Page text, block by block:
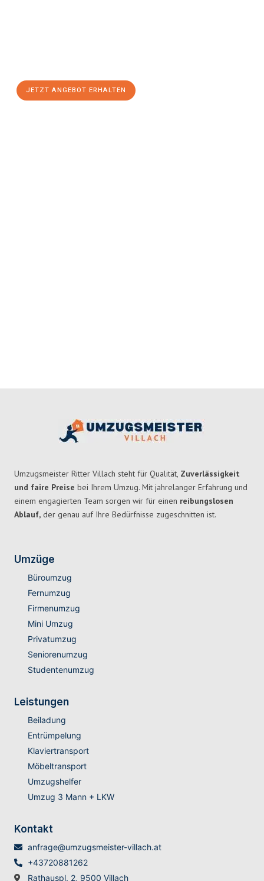
JETZT ANGEBOT ERHALTEN
Umzugsmeister Ritter Villach steht für Qualität, Zuverlässigkeit
und faire Preise bei Ihrem Umzug. Mit jahrelanger Erfahrung und
einem engagierten Team sorgen wir für einen reibungslosen
Ablauf, der genau auf Ihre Bedürfnisse zugeschnitten ist.
Umzüge
Büroumzug
Fernumzug
Firmenumzug
Mini Umzug
Privatumzug
Seniorenumzug
Studentenumzug
Leistungen
Beiladung
Entrümpelung
Klaviertransport
Möbeltransport
Umzugshelfer
Umzug 3 Mann + LKW
Kontakt
anfrage@umzugsmeister-villach.at
+43720881262
Rathauspl. 2, 9500 Villach